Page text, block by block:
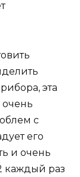
эта
с
его
и очень
каждый раз